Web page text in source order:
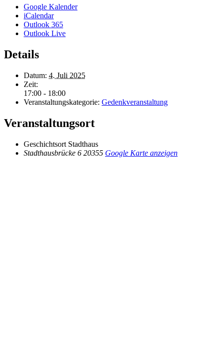
Google Kalender
iCalendar
Outlook 365
Outlook Live
Details
Datum: 4. Juli 2025
Zeit:
17:00 - 18:00
Veranstaltungskategorie: Gedenkveranstaltung
Veranstaltungsort
Geschichtsort Stadthaus
Stadthausbrücke 6 20355 Google Karte anzeigen